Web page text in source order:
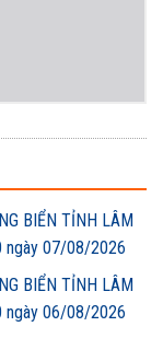
BIỂN TỈNH LÂM
ngày 07/08/2026
BIỂN TỈNH LÂM
ngày 06/08/2026